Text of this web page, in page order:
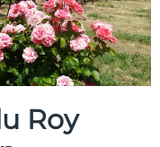
Roy